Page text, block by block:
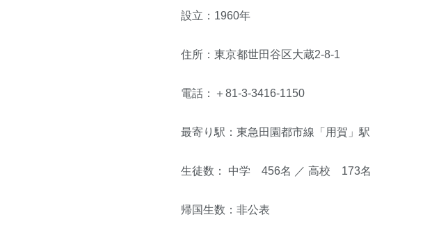
設立：1960年
住所：東京都世田谷区大蔵2-8-1
電話：＋81-3-3416-1150
最寄り駅：東急田園都市線「用賀」駅
生徒数： 中学 456名 ／ 高校 173名
帰国生数：非公表